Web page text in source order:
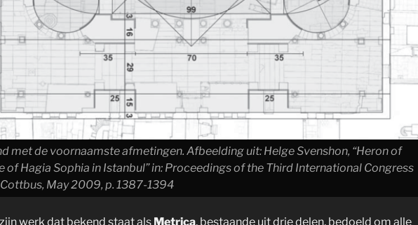
met de voornaamste afmetingen. Afbeelding uit: Helge Svenshon, “Heron of
Hagia Sophia in Istanbul” in: Proceedings of the Third International Congress
May 2009, p. 1387-1394
werk dat bekend staat als Metrica, bestaande uit drie delen, bedoeld om alle